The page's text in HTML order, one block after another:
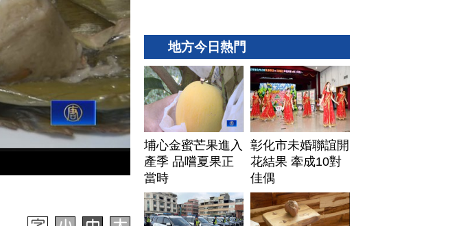
地方今日熱門
埔心金蜜芒果進入
產季 品嚐夏果正
當時
彰化市未婚聯誼開
花結果 牽成10對
佳偶